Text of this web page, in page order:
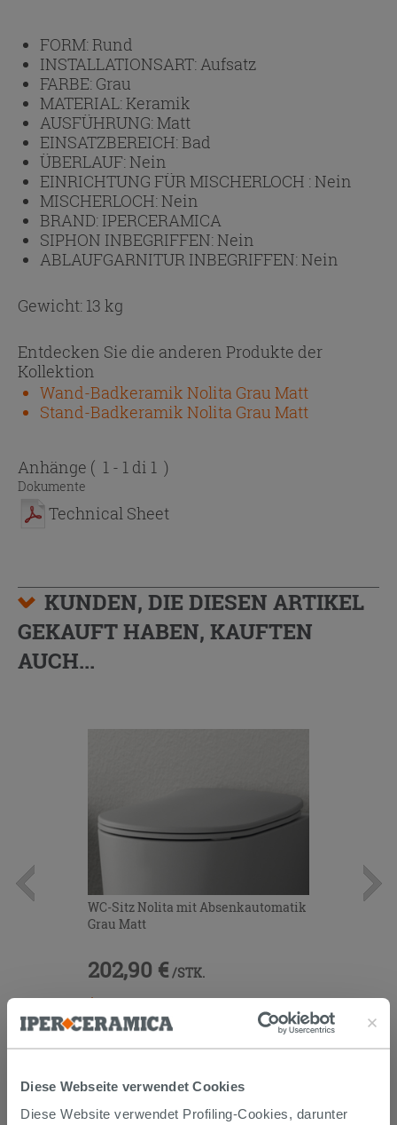
Diese Webseite verwendet Cookies
Diese Website verwendet Profiling-Cookies, darunter
FORM:Rund
INSTALLATIONSART: Aufsatz
FARBE: Grau
MATERIAL:Keramik
AUSFÜHRUNG:Matt
EINSATZBEREICH:Bad
ÜBERLAUF:Nein
EINRICHTUNG FÜR MISCHERLOCH :Nein
MISCHERLOCH:Nein
BRAND: IPERCERAMICA
SIPHON INBEGRIFFEN:Nein
ABLAUFGARNITUR INBEGRIFFEN:Nein
Gewicht: 13 kg
Entdecken Sie die anderen Produkte der
Kollektion
Wand-Badkeramik Nolita Grau Matt
Stand-Badkeramik Nolita Grau Matt
Anhänge ( 1 - 1 di 1 )
Dokumente
Technical Sheet
KUNDEN, DIE DIESEN ARTIKEL
GEKAUFT HABEN, KAUFTEN
AUCH...
WC-Sitz Nolita mit Absenkautomatik
Grau Matt
202,90 € /STK.
Kundenservice bestellbar